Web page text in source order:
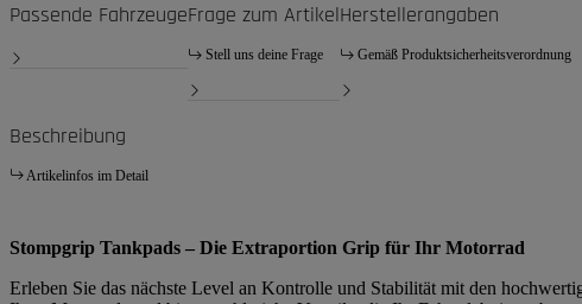
Passende FahrzeugeFrage zum Artikel
Stell uns deine Frage
Herstellerangaben
Gemäß Produktsicherheitsverordnung
Beschreibung
Artikelinfos im Detail
Stompgrip Tankpads – Die Extraportion Grip für Ihr Motorrad
Erleben Sie das nächste Level an Kontrolle und Stabilität mit den